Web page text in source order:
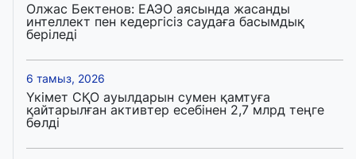
Олжас Бектенов: ЕАЭО аясында жасанды
интеллект пен кедергісіз саудаға басымдық
беріледі
6 тамыз, 2026
Үкімет СҚО ауылдарын сумен қамтуға
қайтарылған активтер есебінен 2,7 млрд теңге
бөлді